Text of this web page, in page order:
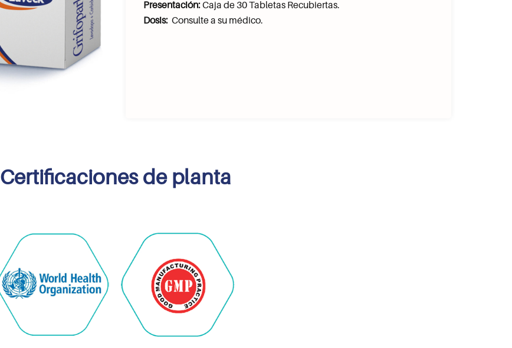
Presentación:Caja de 30 Tabletas Recubiertas.
Dosis:Consulte a su médico.
Certificaciones de planta